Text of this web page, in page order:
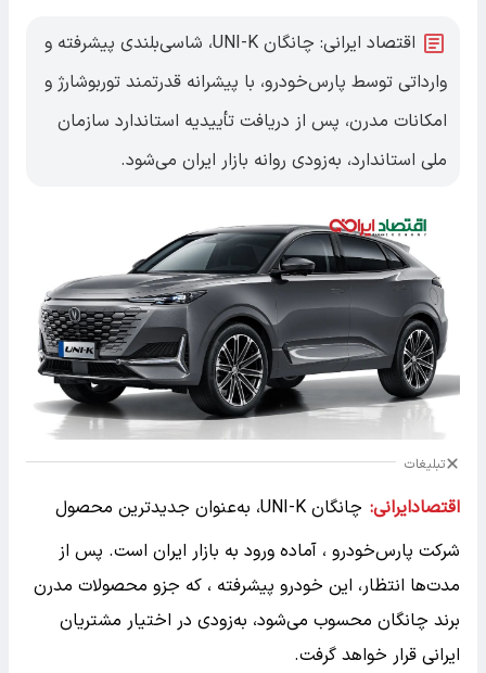
اقتصاد ایرانی: چانگان UNI-K، شاسی‌بلندی پیشرفته و
وارداتی توسط پارس‌خودرو، با پیشرانه قدرتمند توربوشارژ و
امکانات مدرن، پس از دریافت تأییدیه استاندارد سازمان
ملی استاندارد، به‌زودی روانه بازار ایران می‌شود.
تبلیغات
اقتصادایرانی:
چانگان UNI-K، به‌عنوان جدیدترین محصول
شرکت پارس‌خودرو ، آماده ورود به بازار ایران است. پس از
مدت‌ها انتظار، این خودرو پیشرفته ، که جزو محصولات مدرن
برند چانگان محسوب می‌شود، به‌زودی در اختیار مشتریان
ایرانی قرار خواهد گرفت.